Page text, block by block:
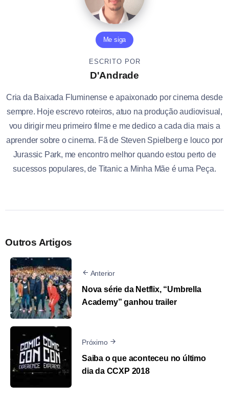
Me siga
ESCRITO POR
D'Andrade
Cria da Baixada Fluminense e apaixonado por cinema desde
sempre. Hoje escrevo roteiros, atuo na produção audiovisual,
vou dirigir meu primeiro filme e me dedico a cada dia mais a
aprender sobre o cinema. Fã de Steven Spielberg e louco por
Jurassic Park, me encontro melhor quando estou perto de
sucessos populares, de Titanic a Minha Mãe é uma Peça.
Outros Artigos
Anterior
Nova série da Netflix, “Umbrella
Academy” ganhou trailer
Próximo
Saiba o que aconteceu no último
dia da CCXP 2018